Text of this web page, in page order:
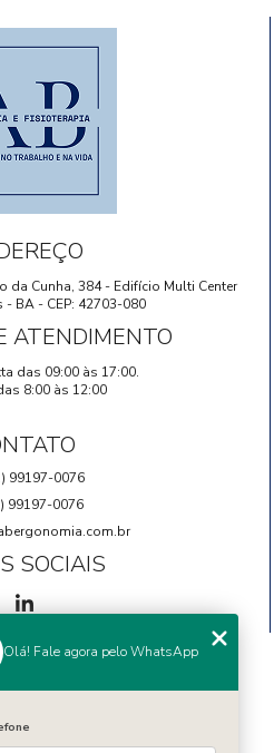
da Cunha, 384 - Edifício Multi Center
- BA - CEP: 42703-080
ATENDIMENTO
das 09:00 às 17:00.
8:00 às 12:00
99197-0076
99197-0076
SOCIAIS
HOME
NÓS
Olá! Fale agora pelo WhatsApp